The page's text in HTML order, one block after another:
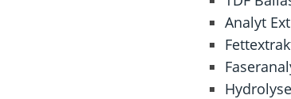
Analyt